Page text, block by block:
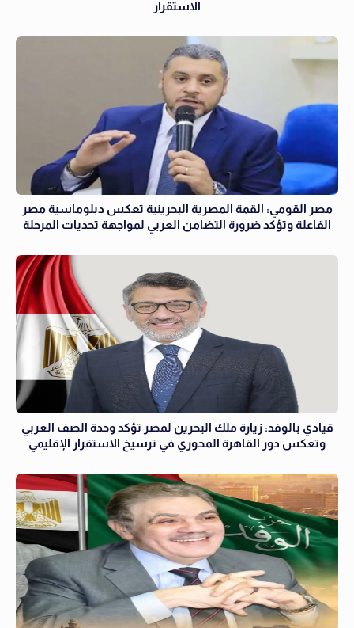
الاستقرار
مصر القومي: القمة المصرية البحرينية تعكس دبلوماسية مصر
الفاعلة وتؤكد ضرورة التضامن العربي لمواجهة تحديات المرحلة
قيادي بالوفد: زيارة ملك البحرين لمصر تؤكد وحدة الصف العربي
وتعكس دور القاهرة المحوري في ترسيخ الاستقرار الإقليمي